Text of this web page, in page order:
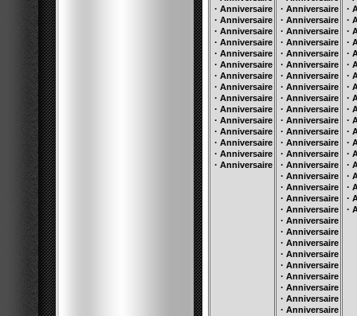
· Anniversaire
· Anniversaire
· Anniversaire
· Anniversaire
· Anniversaire
· Anniversaire
· Anniversaire
· Anniversaire
· Anniversaire
· Anniversaire
· Anniversaire
· Anniversaire
· Anniversaire
· Anniversaire
· Anniversaire
· Anniversaire
· Anniversaire
· Anniversaire
· Anniversaire
· Anniversaire
· Anniversaire
· Anniversaire
· Anniversaire
· Anniversaire
· Anniversaire
· Anniversaire
· Anniversaire
· Anniversaire
· Anniversaire
· Anniversaire
· Anniversaire
· Anniversaire
· Anniversaire
· Anniversaire
· Anniversaire
· Anniversaire
· Anniversaire
· Anniversaire
· Anniversaire
· Anniversaire
· Anniversaire
· Anniversaire
· Anniversaire
·
·
·
·
·
·
·
·
·
·
·
·
·
·
·
·
·
·
·